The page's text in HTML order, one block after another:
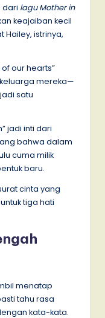
dari lagu Mother in
keajaiban kecil
Hailey, istrinya,
our hearts”
mereka—
satu
jadi inti dari
bahwa dalam
cuma milik
baru.
cinta yang
tiga hati
menatap
tahu rasa
kata-kata.